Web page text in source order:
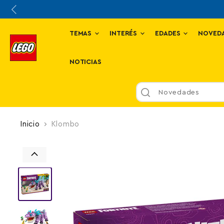
TEMAS INTERÉS EDADES
NOTICIAS
Novedades
Inicio Klombo